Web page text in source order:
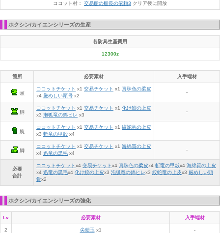
ココット村： 交易船の船長の依頼3 クリア後に開放
ホクシン/カイエンシリーズの生産
各防具生産費用
12300z
箇所 必要素材 入手端材
頭
ココットチケット x1 交易チケット x1 真珠色の柔皮
x4 厳めしい頭骨 x2
-
胴
ココットチケット x1 交易チケット x1 化け鮫の上皮
x3 泡狐竜の錦ヒレ x3
-
腕
ココットチケット x1 交易チケット x1 絞蛇竜の上皮
x3 斬竜の甲殻 x4
-
脚
ココットチケット x1 交易チケット x1 海綿質の上皮
x4 迅竜の黒毛 x4
-
必要
合計
ココットチケットx4 交易チケットx4 真珠色の柔皮x4 斬竜の甲殻x4 海綿質の上皮
x4 迅竜の黒毛x4 化け鮫の上皮x3 泡狐竜の錦ヒレx3 絞蛇竜の上皮x3 厳めしい頭
骨x2
ホクシン/カイエンシリーズの強化
Lv 必要素材 入手端材
2 尖鎧玉 x1 -